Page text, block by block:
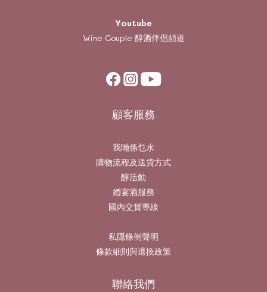
Youtube
Wine Couple 醇酒伴侶頻道
顧客服務
我哋係乜水
購物流程及送貨方式
醇活動
婚宴酒服務
國內交貨專線
私隱條例聲明
條款細則與退換政策
聯絡我們